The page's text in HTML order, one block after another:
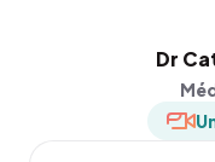
Dr